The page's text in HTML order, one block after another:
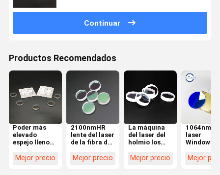
Continuar
Productos Recomendados
Poder más
elevado
espejo lleno
reflector de la
Mejor precio
2100nmHR
lente del laser
de la fibra de
la máquina
Mejor precio
La máquina
del laser del
holmio los
de 0 lentes
Mejor precio
1064nmHR
laser
Windows
para la
Mejor